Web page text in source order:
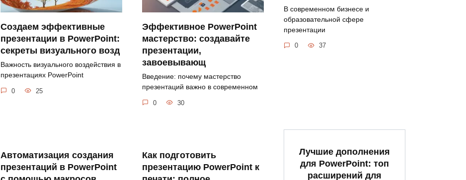
Создаем эффективные
презентации в PowerPoint:
секреты визуального возд
Важность визуального воздействия в
презентациях PowerPoint
0 25
Эффективное PowerPoint
мастерство: создавайте
презентации,
завоевывающ
Введение: почему мастерство
презентаций важно в современном
0 30
В современном бизнесе и
образовательной сфере
презентации
0 37
Автоматизация создания
презентаций в PowerPoint
Как подготовить
презентацию PowerPoint к
Лучшие дополнения
для PowerPoint: топ
расширений для